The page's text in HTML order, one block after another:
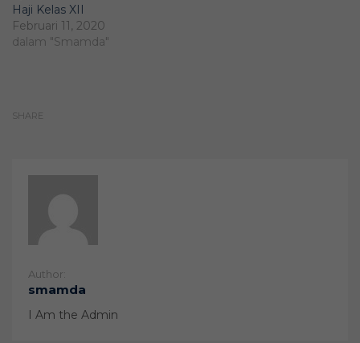
Haji Kelas XII
Februari 11, 2020
dalam "Smamda"
SHARE
Author:
smamda
I Am the Admin